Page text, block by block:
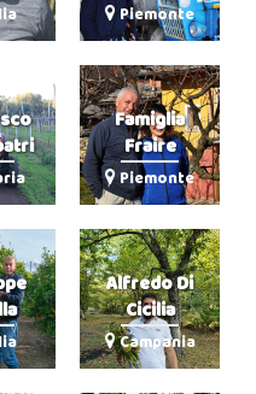
Piemonte
Famiglia
Fraire
Piemonte
Alfredo Di
Cicilia
Campania